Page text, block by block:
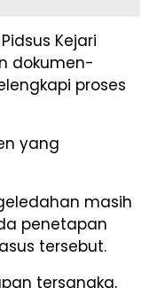
Kejari
dokumen-
proses
yang
masih
penetapan
tersebut.
tersangka,